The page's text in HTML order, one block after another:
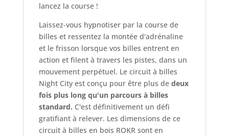
lancez la course !
Laissez-vous hypnotiser par la course de
billes et ressentez la montée d'adrénaline
et le frisson lorsque vos billes entrent en
action et filent à travers les pistes, dans un
mouvement perpétuel. Le circuit à billes
Night City est conçu pour être plus dedeux
fois plus long qu'un parcours à billes
standard. C'est définitivement un défi
gratifiant à relever. Les dimensions de ce
circuit à billes en bois ROKR sont en